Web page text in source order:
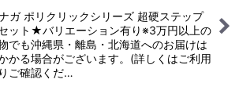
ガ ポリクリックシリーズ 超硬ステップ
ット★バリエーション有り※3万円以上の
でも沖縄県・離島・北海道へのお届けは
かる場合がございます。(詳しくはご利用
ご確認くだ…